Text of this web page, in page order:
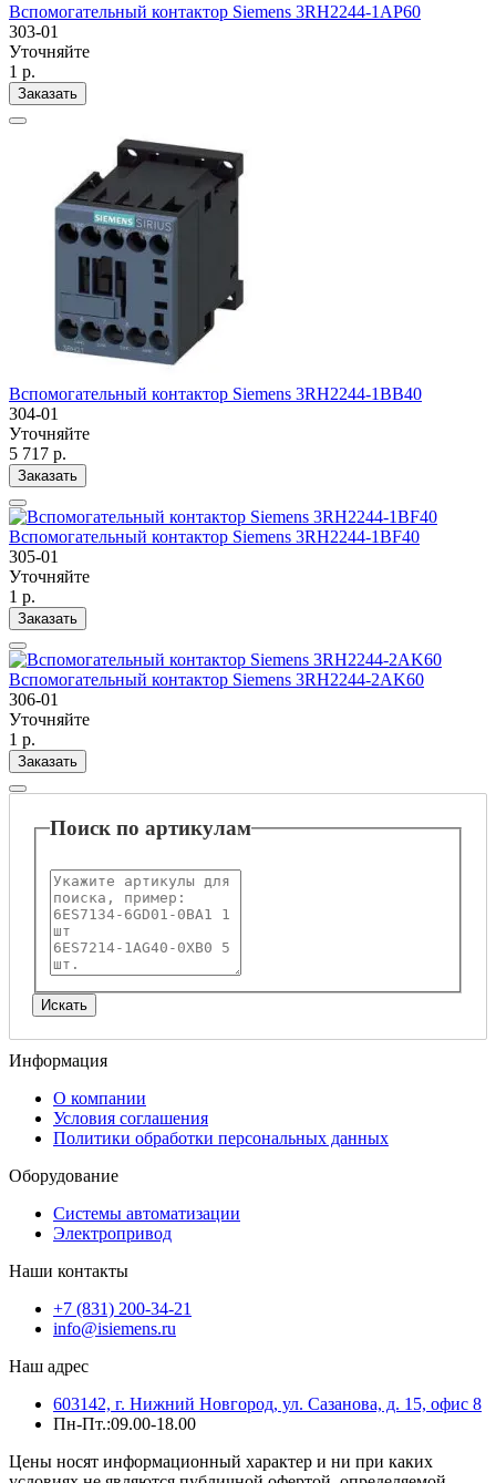
Вспомогательный контактор Siemens 3RH2244-1AP60
303-01
Уточняйте
1 р.
Заказать
Вспомогательный контактор Siemens 3RH2244-1BB40
304-01
Уточняйте
5 717 р.
Заказать
Вспомогательный контактор Siemens 3RH2244-1BF40
305-01
Уточняйте
1 р.
Заказать
Вспомогательный контактор Siemens 3RH2244-2AK60
306-01
Уточняйте
1 р.
Заказать
Поиск по артикулам
Информация
О компании
Условия соглашения
Политики обработки персональных данных
Оборудование
Системы автоматизации
Электропривод
Наши контакты
+7 (831) 200-34-21
info@isiemens.ru
Наш адрес
603142, г. Нижний Новгород, ул. Сазанова, д. 15, офис 8
Пн-Пт.:09.00-18.00
Цены носят информационный характер и ни при каких